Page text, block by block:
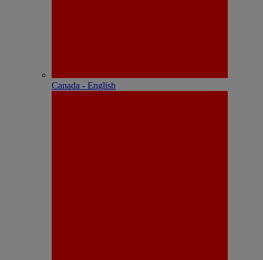
Canada - English